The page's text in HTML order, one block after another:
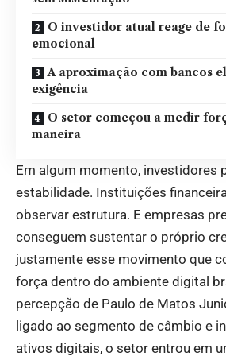
O investidor atual reage de
emocional
A aproximação com bancos
exigência
O setor começou a medir
maneira
Em algum momento, investidores
estabilidade. Instituições
observar estrutura. E empresas
conseguem sustentar o próprio
justamente esse movimento que
força dentro do ambiente digital
percepção de Paulo de Matos
ligado ao segmento de câmbio e
ativos digitais, o setor entrou em